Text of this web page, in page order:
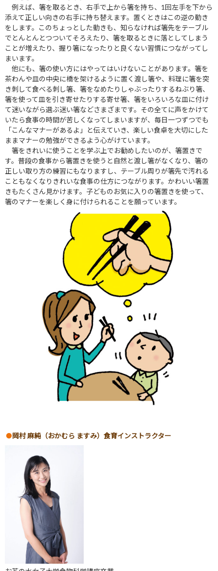
例えば、箸を取るとき、右手で上から箸を持ち、1回左手を下から
添えて正しい向きの右手に持ち替えます。置くときはこの逆の動き
をします。このちょっとした動きも、知らなければ箸先をテーブル
でとんとんとつついてそろえたり、箸を取るときに落としてしまう
ことが増えたり、握り箸になったりと良くない習慣につながってし
まいます。
他にも、箸の使い方にはやってはいけないことがあります。箸を
茶わんや皿の中央に橋を架けるように置く渡し箸や、料理に箸を突
き刺して食べる刺し箸、箸をなめたりしゃぶったりするねぶり箸、
箸を使って皿を引き寄せたりする寄せ箸、箸をいろいろな皿に付け
て迷いながら選ぶ迷い箸などさまざまです。その全てに声をかけて
いたら食事の時間が苦しくなってしまいますが、毎日一つずつでも
「こんなマナーがあるよ」と伝えていき、楽しい食卓を大切にした
ままマナーの勉強ができるよう心がけています。
箸をきれいに使うことを学ぶ上でお勧めしたいのが、箸置きで
す。普段の食事から箸置きを使うと自然と渡し箸がなくなり、箸の
正しい取り方の練習にもなりますし、テーブル周りが箸先で汚れる
こともなくなりきれいな食事の仕方につながります。かわいい箸置
きもたくさん見かけます。子どものお気に入りの箸置きを使って、
箸のマナーを楽しく身に付けられることを願っています。
岡村 麻純（おかむら ますみ）食育インストラクター